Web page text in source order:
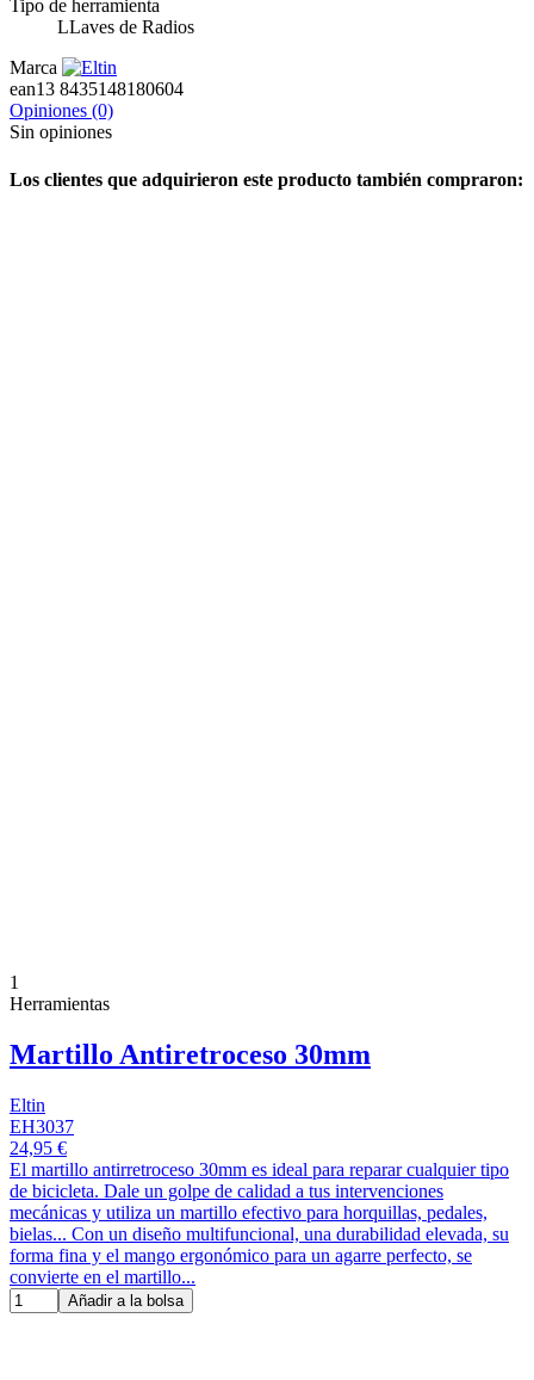
Tipo de herramienta
LLaves de Radios
Marca
ean13 8435148180604
Opiniones (0)
Sin opiniones
Los clientes que adquirieron este producto también compraron:
1
Herramientas
Martillo Antiretroceso 30mm
Eltin
EH3037
24,95 €
El martillo antirretroceso 30mm es ideal para reparar cualquier tipo
de bicicleta. Dale un golpe de calidad a tus intervenciones
mecánicas y utiliza un martillo efectivo para horquillas, pedales,
bielas... Con un diseño multifuncional, una durabilidad elevada, su
forma fina y el mango ergonómico para un agarre perfecto, se
convierte en el martillo...
Añadir a la bolsa